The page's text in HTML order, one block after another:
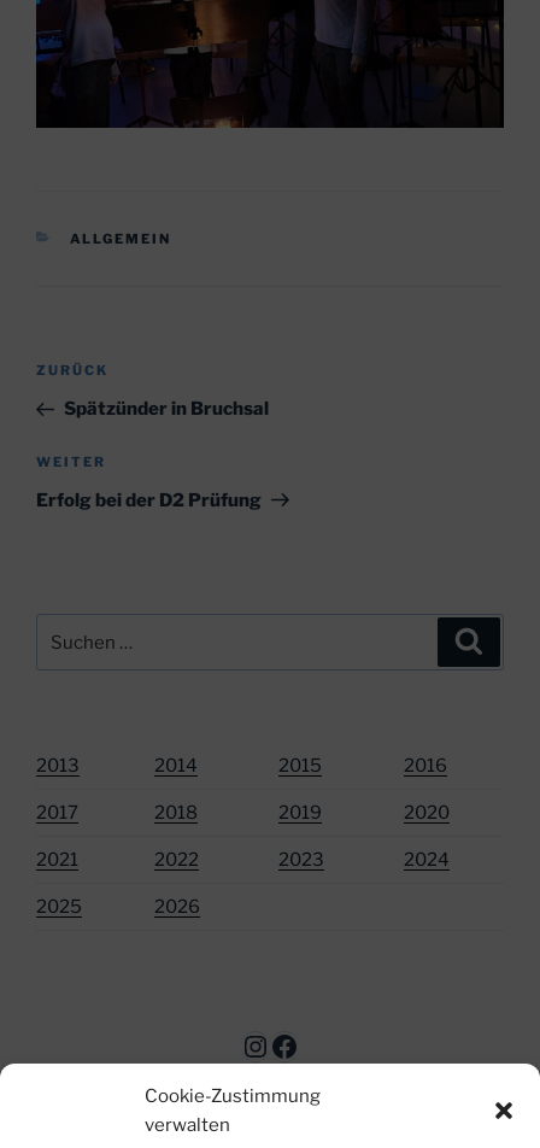
Cookie-Zustimmung
verwalten
KATEGORIEN
ALLGEMEIN
Beitragsnavigation
Vorheriger
Beitrag
ZURÜCK
Spätzünder in Bruchsal
Nächster
Beitrag
WEITER
Erfolg bei der D2 Prüfung
2013 2014 2015 2016
2017 2018 2019 2020
2021 2022 2023 2024
2025 2026
Instagram
Facebook